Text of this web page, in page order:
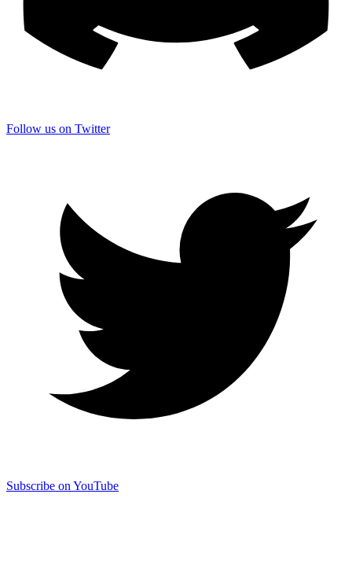
Follow us on Twitter
Subscribe on YouTube